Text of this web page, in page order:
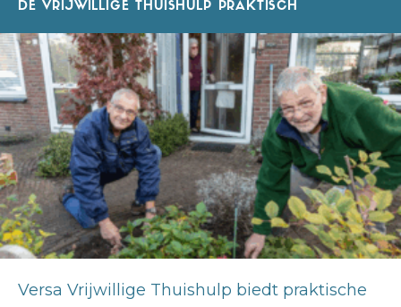
DE VRIJWILLIGE THUISHULP PRAKTISCH
Versa Vrijwillige Thuishulp biedt praktische